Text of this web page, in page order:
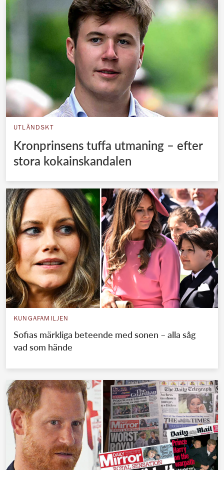
UTLÄNDSKT
Kronprinsens tuffa utmaning – efter
stora kokainskandalen
KUNGAFAMILJEN
Sofias märkliga beteende med sonen – alla såg
vad som hände